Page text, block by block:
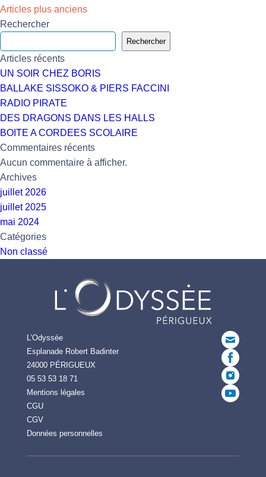
Navigation
des
articles
Articles plus anciens
Rechercher
Rechercher
Articles récents
UN SOIR CHEZ BORIS
BALLAKE SISSOKO & PIERS FACCINI
RADIO PIRATE
DES DRAGONS DANS LES HALLS
BOITE A CORDEES SCOLAIRE
Commentaires récents
Aucun commentaire à afficher.
Archives
juillet 2026
juillet 2025
mai 2024
Catégories
Non classé
L’Odyssée
Esplanade Robert Badinter
24000 PÉRIGUEUX
05 53 53 18 71
Mentions légales
CGU
CGV
Données personnelles